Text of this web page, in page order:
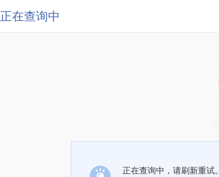
正在查询中
正在查询中，请刷新重试。